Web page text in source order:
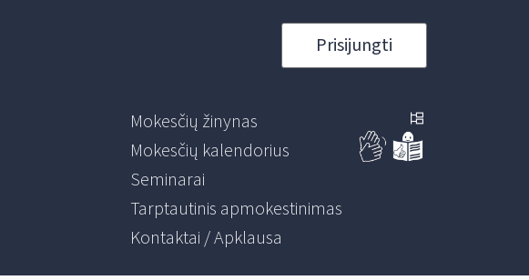
Prisijungti
Mokesčių žinynas
Mokesčių kalendorius
Seminarai
Tarptautinis apmokestinimas
Kontaktai / Apklausa